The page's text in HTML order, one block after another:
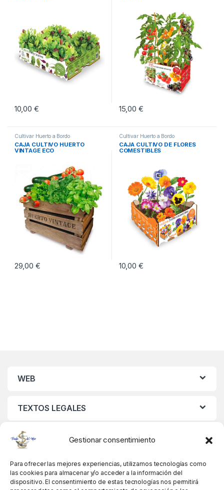
Gestionar consentimiento
Para ofrecer las mejores experiencias, utilizamos tecnologías como
las cookies para almacenar y/o acceder a la información del
dispositivo. El consentimiento de estas tecnologías nos permitirá
10,00 € 15,00 €
Cultivar Huerto a Bordo
CAJA CULTIVO HUERTO
VINTAGE ECO
29,00 €
Cultivar Huerto a Bordo
CAJA CULTIVO DE FLORES
COMESTIBLES
10,00 €
WEB
TEXTOS LEGALES
MIS DATOS